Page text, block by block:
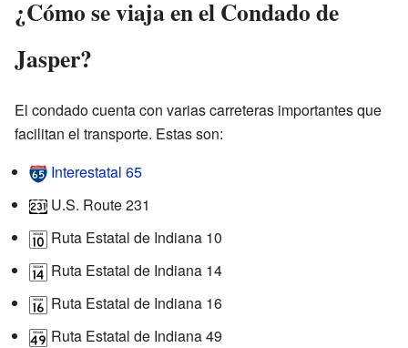
¿Cómo se viaja en el Condado de
Jasper?
El condado cuenta con varias carreteras importantes que
facilitan el transporte. Estas son:
Interestatal 65
U.S. Route 231
Ruta Estatal de Indiana 10
Ruta Estatal de Indiana 14
Ruta Estatal de Indiana 16
Ruta Estatal de Indiana 49